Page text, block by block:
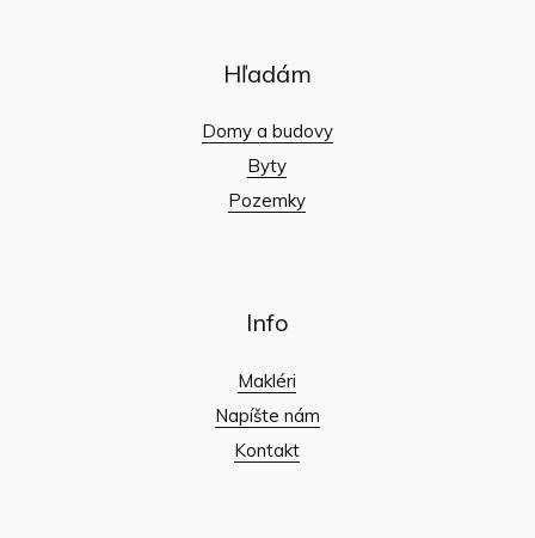
Hľadám
Domy a budovy
Byty
Pozemky
Info
Makléri
Napíšte nám
Kontakt